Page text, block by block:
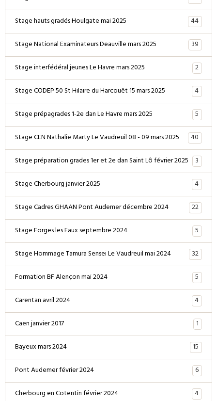
Stage hauts gradés Houlgate mai 2025
44
Stage National Examinateurs Deauville mars 2025
39
Stage interfédéral jeunes Le Havre mars 2025
2
Stage CODEP 50 St Hilaire du Harcouët 15 mars 2025
4
Stage prépagrades 1-2e dan Le Havre mars 2025
5
Stage CEN Nathalie Marty Le Vaudreuil 08 - 09 mars 2025
40
Stage préparation grades 1er et 2e dan Saint Lô février 2025 3
Stage Cherbourg janvier 2025
4
Stage Cadres GHAAN Pont Audemer décembre 2024
22
Stage Forges les Eaux septembre 2024
5
Stage Hommage Tamura Sensei Le Vaudreuil mai 2024
32
Formation BF Alençon mai 2024
5
Carentan avril 2024
4
Caen janvier 2017
1
Bayeux mars 2024
15
Pont Audemer février 2024
6
Cherbourg en Cotentin février 2024
4